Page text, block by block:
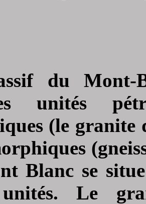
du Mont-
unités
(le granite
Blanc se
Le